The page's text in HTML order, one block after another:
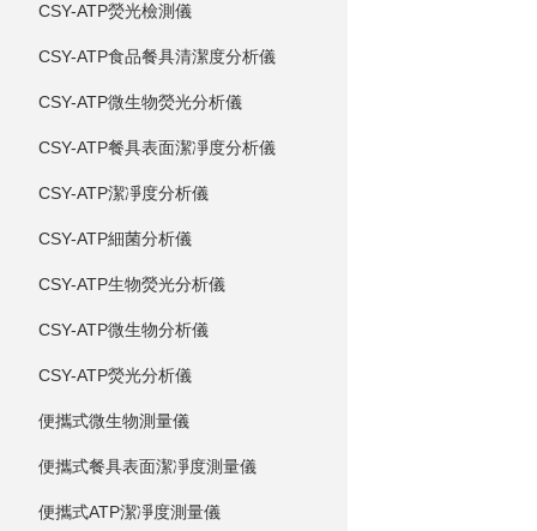
CSY-ATP熒光檢測儀
CSY-ATP食品餐具清潔度分析儀
CSY-ATP微生物熒光分析儀
CSY-ATP餐具表面潔凈度分析儀
CSY-ATP潔凈度分析儀
CSY-ATP細菌分析儀
CSY-ATP生物熒光分析儀
CSY-ATP微生物分析儀
CSY-ATP熒光分析儀
便攜式微生物測量儀
便攜式餐具表面潔凈度測量儀
便攜式ATP潔凈度測量儀